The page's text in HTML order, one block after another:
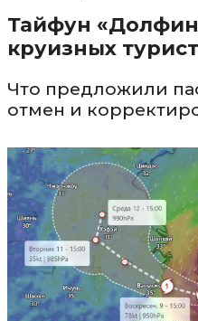
Тайфун
круизных
Что предложили
отмен и